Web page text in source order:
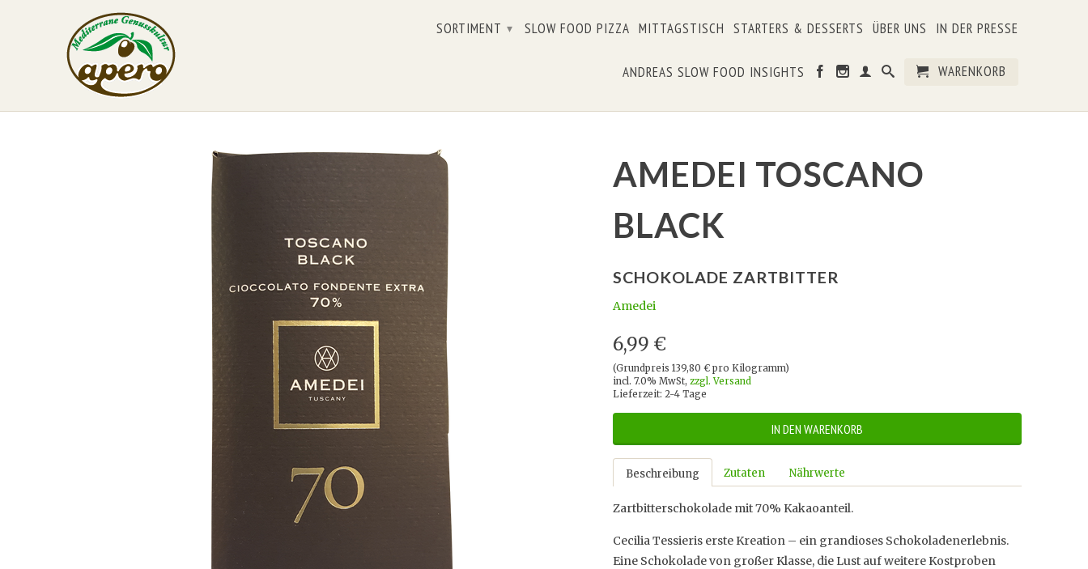
SORTIMENT ▾ SLOW FOOD PIZZA MITTAGSTISCH STARTERS & DESSERTS ÜBER UNS IN DER PRESSE
ANDREAS SLOW FOOD INSIGHTS WARENKORB
AMEDEI TOSCANO
BLACK
SCHOKOLADE ZARTBITTER
Amedei
6,99 €
(Grundpreis 139,80 € pro Kilogramm)
incl. 7.0% MwSt, zzgl. Versand
Lieferzeit: 2-4 Tage
IN DEN WARENKORB
Beschreibung Zutaten Nährwerte
Zartbitterschokolade mit 70% Kakaoanteil.
Cecilia Tessieris erste Kreation – ein grandioses Schokoladenerlebnis.
Eine Schokolade von großer Klasse, die Lust auf weitere Kostproben